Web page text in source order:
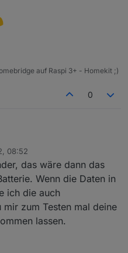
auf Raspi 3+ - Homekit ;)
0
super!
eine Kleinigkeit...
ist ein Sofar HYD-20KTL-
damit ich weiß wie voll die
ein Relais schalten kann.
Möglich?
08:52
das wäre dann das
Wenn die Daten in
ich die auch
zum Testen mal deine
lassen.